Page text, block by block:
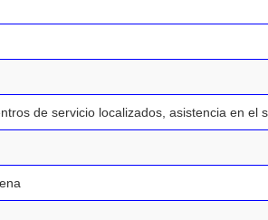
de servicio localizados, asistencia en el